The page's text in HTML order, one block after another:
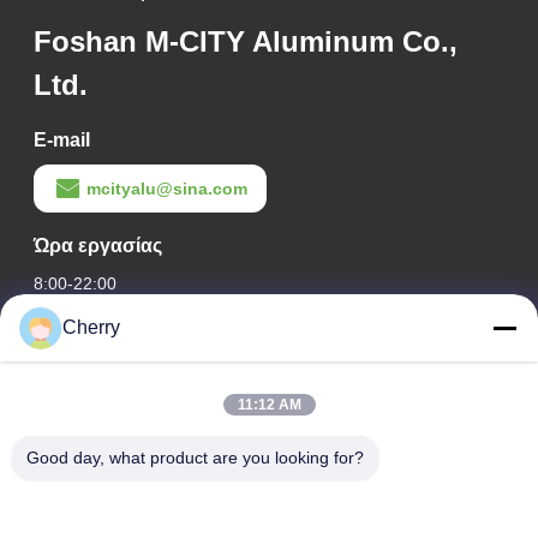
Foshan M-CITY Aluminum Co.,
Ltd.
E-mail
mcityalu@sina.com
Ώρα εργασίας
8:00-22:00
Η διεύθυνσή μας
Βιομηχανικό πάρκο Hegui, Lishui, Nanhai Foshan Guangdong
Cherry
11:12 AM
Good day, what product are you looking for?